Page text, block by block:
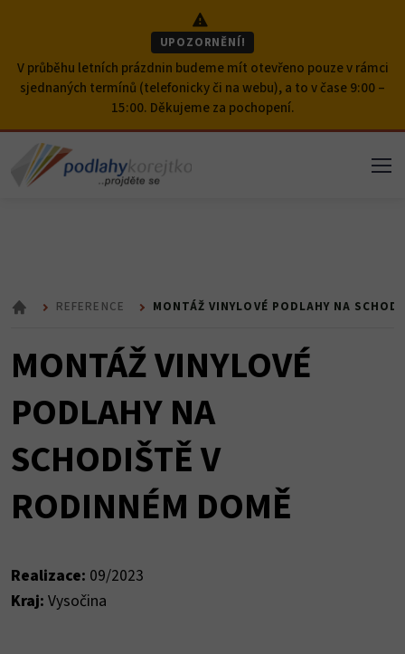
UPOZORNĚNÍ!
V průběhu letních prázdnin budeme mít otevřeno pouze v rámci
sjednaných termínů (telefonicky či na webu), a to v čase 9:00 –
15:00. Děkujeme za pochopení.
ÚVOD REFERENCE MONTÁŽ VINYLOVÉ PODLAHY NA
MONTÁŽ VINYLOVÉ
PODLAHY NA
SCHODIŠTĚ V
RODINNÉM DOMĚ
Realizace: 09/2023
Kraj: Vysočina